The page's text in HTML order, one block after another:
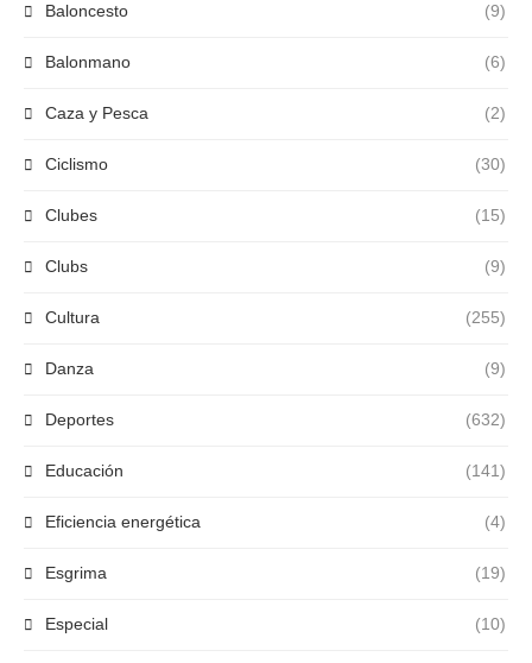
Baloncesto (9)
Balonmano (6)
Caza y Pesca (2)
Ciclismo (30)
Clubes (15)
Clubs (9)
Cultura (255)
Danza (9)
Deportes (632)
Educación (141)
Eficiencia energética (4)
Esgrima (19)
Especial (10)